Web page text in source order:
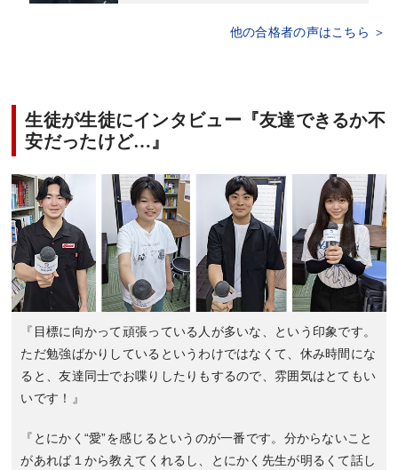
他の合格者の声はこちら ＞
生徒が生徒にインタビュー『友達できるか不
安だったけど…』
『目標に向かって頑張っている人が多いな、という印象です。
ただ勉強ばかりしているというわけではなくて、休み時間にな
ると、友達同士でお喋りしたりもするので、雰囲気はとてもい
いです！』
『とにかく“愛”を感じるというのが一番です。分からないこと
があれば１から教えてくれるし、とにかく先生が明るくて話し